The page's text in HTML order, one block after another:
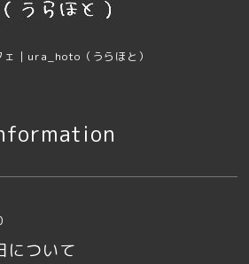
ェ｜ura_hoto（うらほと）
について